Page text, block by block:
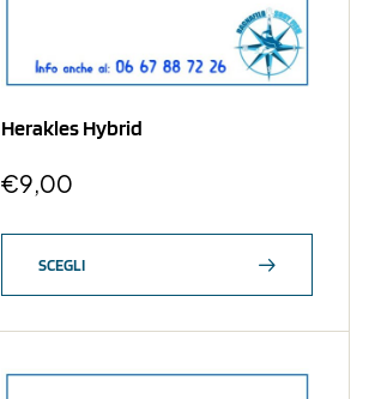
Herakles Hybrid
€9,00
SCEGLI